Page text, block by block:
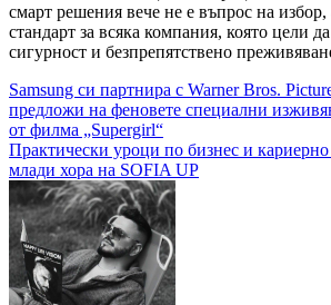
смарт решения вече не е въпрос на избор,
стандарт за всяка компания, която цели
сигурност и безпрепятствено
Навигация
Samsung си партнира с Warner Bros.
предложи на феновете специални
от филма „Supergirl“
Практически уроци по бизнес и кариерно
млади хора на SOFIA UP